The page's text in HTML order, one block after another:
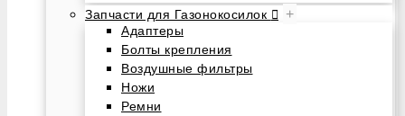
Запчасти для Газонокосилок
+
Адаптеры
Болты крепления
Воздушные фильтры
Ножи
Ремни